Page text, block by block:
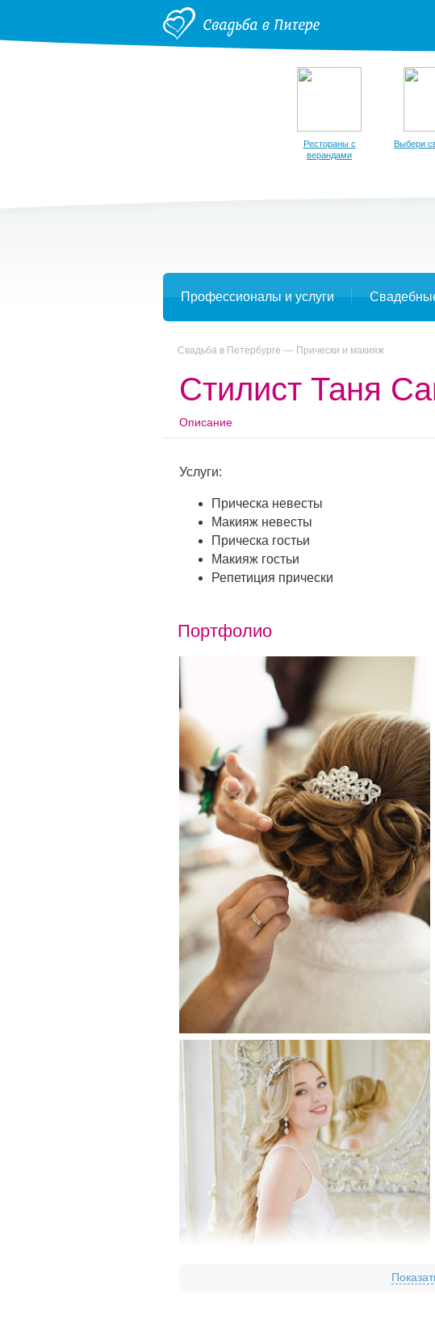
Рестораны с
верандами
Выбери
Профессионалы и услуги
Свадьба в Петербурге Прически и макияж
Стилист Таня
Описание
Услуги:
Прическа невесты
Макияж невесты
Прическа гостьи
Макияж гостьи
Репетиция прически
Портфолио